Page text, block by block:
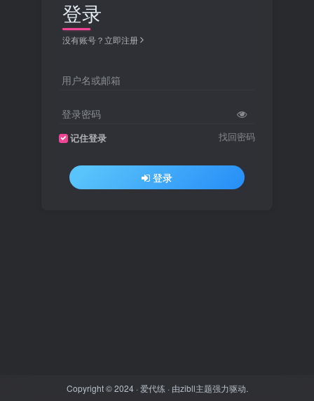
登录
没有账号？立即注册
用户名或邮箱
登录密码
记住登录 找回密码
登录
Copyright © 2024 ·爱代练 · 由zibll主题强力驱动.